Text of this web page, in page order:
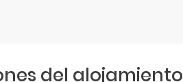
del alojamiento